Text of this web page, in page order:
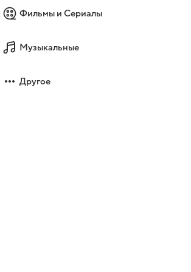
Фильмы и Сериалы
Музыкальные
Другое